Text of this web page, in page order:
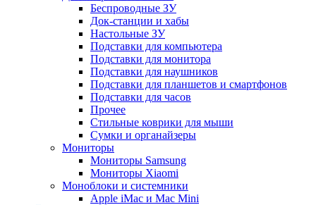
Беспроводные ЗУ
Док-станции и хабы
Настольные ЗУ
Подставки для компьютера
Подставки для монитора
Подставки для наушников
Подставки для планшетов и смартфонов
Подставки для часов
Прочее
Стильные коврики для мыши
Сумки и органайзеры
Мониторы
Мониторы Samsung
Мониторы Xiaomi
Моноблоки и системники
Apple iMac и Mac Mini